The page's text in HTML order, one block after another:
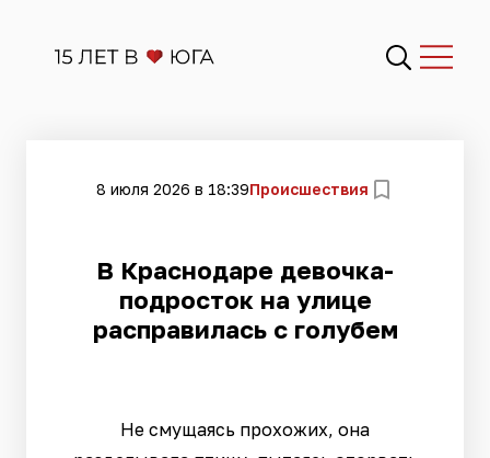
8 июля 2026 в 18:39Происшествия
В Краснодаре девочка-
подросток на улице
расправилась с голубем
Не смущаясь прохожих, она